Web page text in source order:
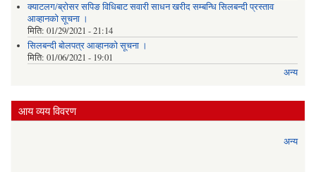
क्याटलग/ब्रोसर सपिङ विधिबाट सवारी साधन खरीद सम्बन्धि सिलबन्दी प्रस्ताव
आव्हानको सूचना ।
मिति: 01/29/2021 - 21:14
सिलबन्दी बोलपत्र आव्हानको सूचना ।
मिति: 01/06/2021 - 19:01
अन्य
आय व्यय विवरण
अन्य